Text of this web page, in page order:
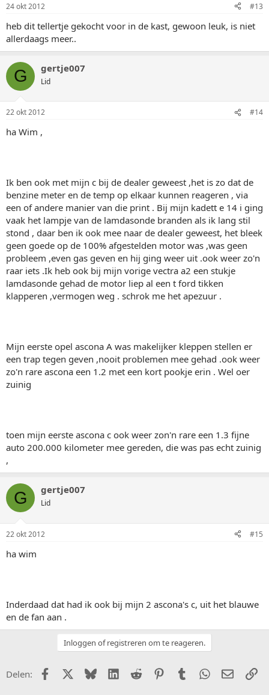
24 okt 2012 #13
heb dit tellertje gekocht voor in de kast, gewoon leuk, is niet
allerdaags meer..
G gertje007
Lid
22 okt 2012 #14
ha Wim ,
Ik ben ook met mijn c bij de dealer geweest ,het is zo dat de
benzine meter en de temp op elkaar kunnen reageren , via
een of andere manier van die print . Bij mijn kadett e 14 i ging
vaak het lampje van de lamdasonde branden als ik lang stil
stond , daar ben ik ook mee naar de dealer geweest, het bleek
geen goede op de 100% afgestelden motor was ,was geen
probleem ,even gas geven en hij ging weer uit .ook weer zo'n
raar iets .Ik heb ook bij mijn vorige vectra a2 een stukje
lamdasonde gehad de motor liep al een t ford tikken
klapperen ,vermogen weg . schrok me het apezuur .
Mijn eerste opel ascona A was makelijker kleppen stellen er
een trap tegen geven ,nooit problemen mee gehad .ook weer
zo'n rare ascona een 1.2 met een kort pookje erin . Wel oer
zuinig
toen mijn eerste ascona c ook weer zon'n rare een 1.3 fijne
auto 200.000 kilometer mee gereden, die was pas echt zuinig
,
G gertje007
Lid
22 okt 2012 #15
ha wim
Inderdaad dat had ik ook bij mijn 2 ascona's c, uit het blauwe
en de fan aan .
Inloggen of registreren om te reageren.
Delen: FacebookX (Twitter)
BlueskyLinkedIn
Reddit PinterestTumblr WhatsApp
E-mail